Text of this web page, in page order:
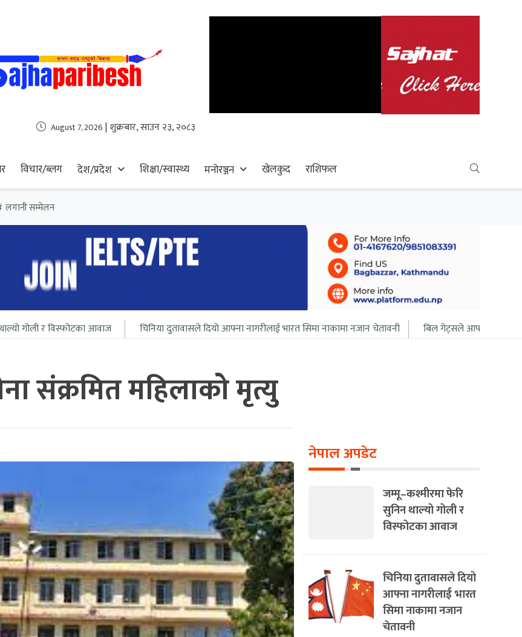
August 7, 2026 | शुक्रबार, साउन २३, २०८३
विचार/ब्लग देश/प्रदेश शिक्षा/स्वास्थ्य मनोरञ्जन खेलकुद राशिफल
लगानी सम्मेलन
आवाज चिनिया दुतावासले दियो आफ्ना नागरीलाई भारत सिमा नाकामा नजान चेतावनी बिल गेट्सले आफ्नो सबै सम्पत्ति २० बर्ष भित्र दान
संक्रमित महिलाको मृत्यु
नेपाल अपडेट
जम्मू–कश्मीरमा फेरि
सुनिन थाल्यो गोली र
विस्फोटका आवाज
चिनिया दुतावासले दियो
आफ्ना नागरीलाई भारत
सिमा नाकामा नजान
चेतावनी